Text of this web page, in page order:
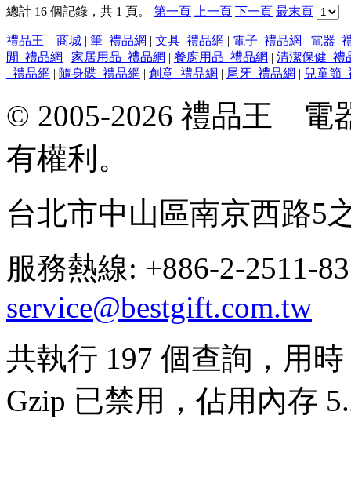
總計 16 個記錄，共 1 頁。 第一頁 上一頁 下一頁 最末頁
禮品王 商城 | 筆_禮品網 | 文具_禮品網 | 電子_禮品網 | 電器_
閒_禮品網 | 家居用品_禮品網 | 餐廚用品_禮品網 | 清潔保健_禮
_禮品網 | 隨身碟_禮品網 | 創意_禮品網 | 尾牙_禮品網 | 兒童節
© 2005-2026 禮品王 電
有權利。
台北市中山區南京西路5
服務熱線: +886-2-
service@bestgift.com.tw
共執行 197 個查詢，用
Gzip 已禁用，佔用內存